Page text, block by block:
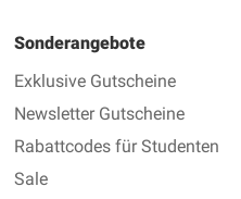
Sonderangebote
Exklusive Gutscheine
Newsletter Gutscheine
Rabattcodes für Studenten
Sale